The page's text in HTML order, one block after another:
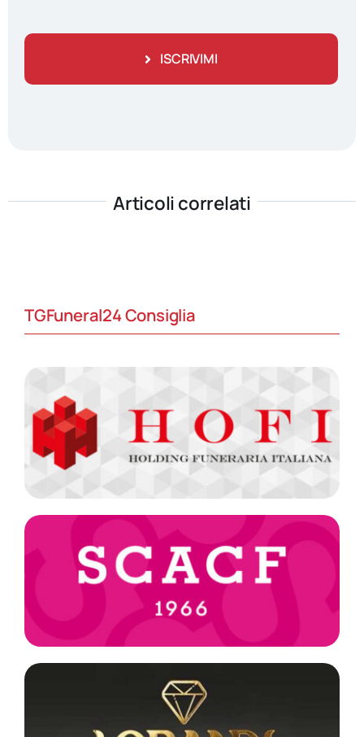
ISCRIVIMI
Articoli correlati
TGFuneral24 Consiglia